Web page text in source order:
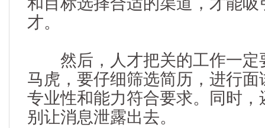
才。
然后，人才把关的工作一定
马虎，要仔细筛选简历，进行
专业性和能力符合要求。同时
别让消息泄露出去。